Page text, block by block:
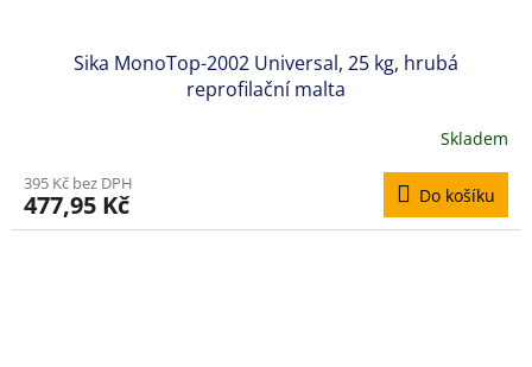
Sika MonoTop-2002 Universal, 25 kg, hrubá
reprofilační malta
produktu
je
5,0
Skladem
395 Kč bez DPH
477,95 Kč Do košíku